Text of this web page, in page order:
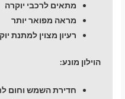
מתאים לרכבי יוקרה
מראה מפואר יותר
רעיון מצוין למתנת
הוילון מונע:
חדירת השמש וחום